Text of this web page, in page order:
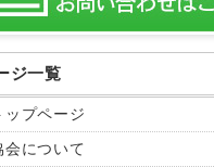
ジ一覧
ップページ
会について